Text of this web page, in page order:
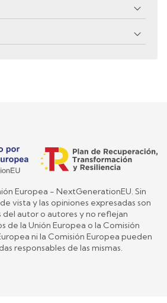
Europea - NextGenerationEU. Sin
vista y las opiniones expresadas son
del autor o autores y no reflejan
de la Unión Europea o la Comisión
ni la Comisión Europea pueden
responsables de las mismas.